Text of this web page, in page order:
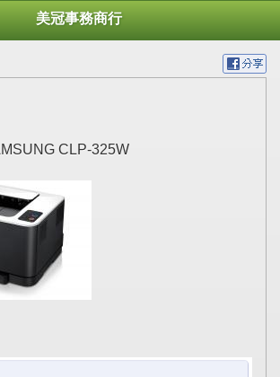
美冠事務商行
CLP-325W